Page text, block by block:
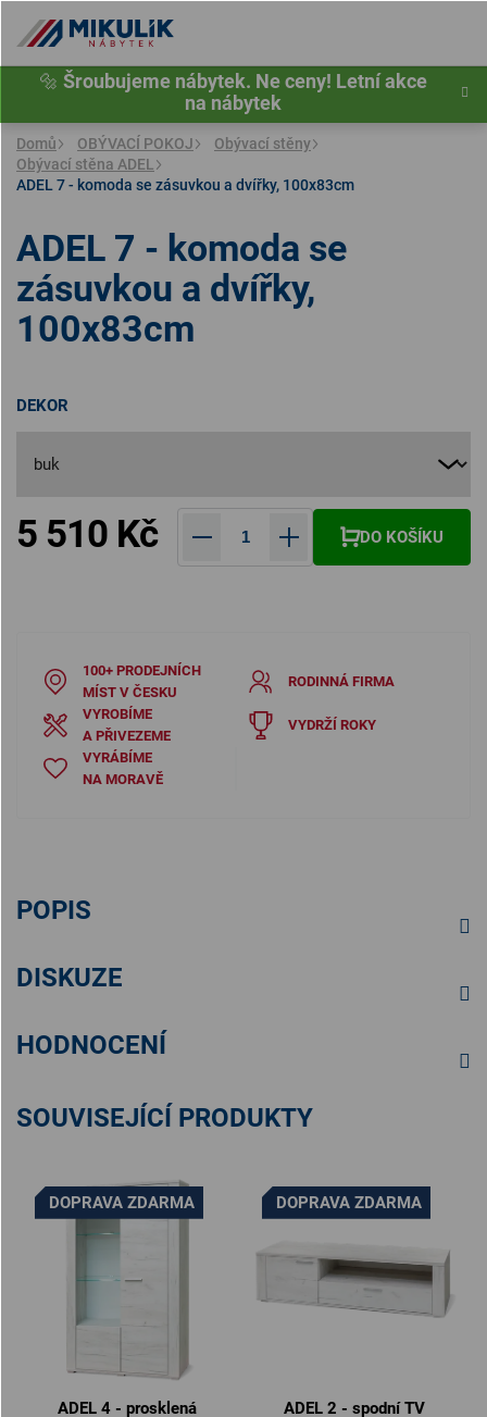
obsah
🔩 Šroubujeme nábytek. Ne ceny! Letní akce
na nábytek
Domů OBÝVACÍ POKOJ
Obývací stěny
Obývací stěna ADEL
ADEL 7 - komoda se zásuvkou a dvířky, 100x83cm
DEKOR
5 510 Kč DO KOŠÍKU
ADEL 7 - komoda se
zásuvkou a dvířky,
100x83cm
100+ PRODEJNÍCH
MÍST V ČESKU
RODINNÁ FIRMA
VYROBÍME
A PŘIVEZEME
VYDRŽÍ ROKY
VYRÁBÍME
NA MORAVĚ
POPIS
DISKUZE
HODNOCENÍ
SOUVISEJÍCÍ PRODUKTY
DOPRAVA ZDARMA
ADEL 4 - prosklená
DOPRAVA ZDARMA
ADEL 2 - spodní TV